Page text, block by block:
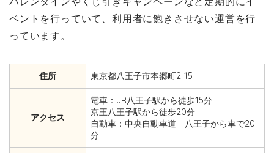
ベントを行っていて、利用者に飽きさせない運営を行
っています。
住所 東京都八王子市本郷町2-15
アクセス
電車：JR八王子駅から徒歩15分
京王八王子駅から徒歩20分
自動車：中央自動車道 八王子から車で20
分